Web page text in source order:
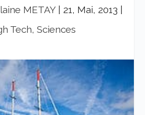
METAY 21, Mai, 2013
Tech, Sciences